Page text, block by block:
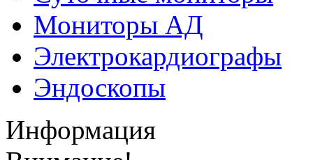
Мониторы АД
Электрокардиографы
Эндоскопы
Информация